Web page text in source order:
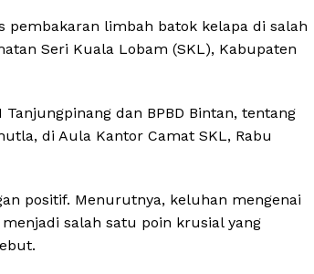
pembakaran limbah batok kelapa di salah
Seri Kuala Lobam (SKL), Kabupaten
dan BPBD Bintan, tentang
di Aula Kantor Camat SKL, Rabu
positif. Menurutnya, keluhan mengenai
salah satu poin krusial yang